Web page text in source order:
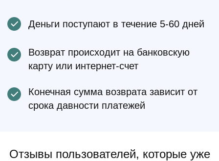
Деньги поступают в течение 5-60 дней
Возврат происходит на банковскую
карту или интернет-счет
Конечная сумма возврата зависит от
срока давности платежей
Отзывы пользователей, которые уже